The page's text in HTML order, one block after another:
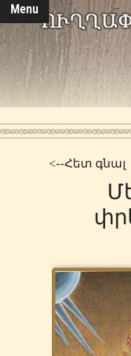
Menu
<--Հետ գնալ